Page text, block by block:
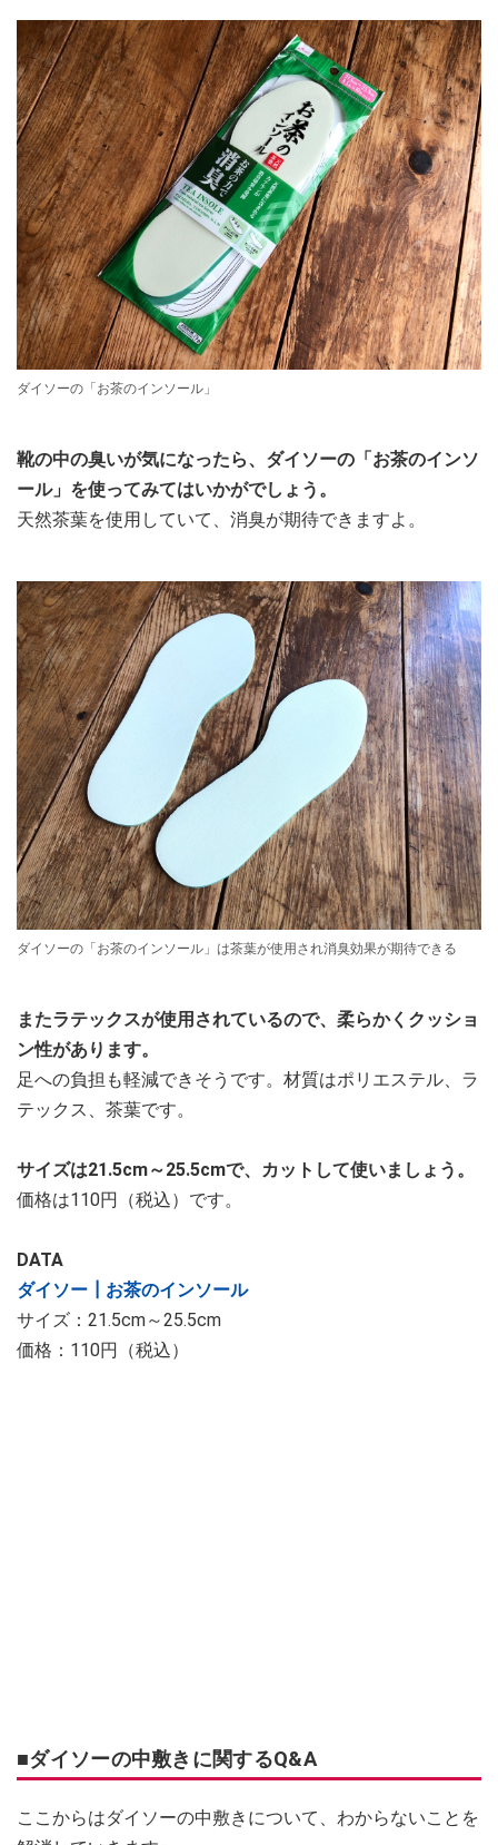
ダイソーの「お茶のインソール」
靴の中の臭いが気になったら、ダイソーの「お茶のインソ
ール」を使ってみてはいかがでしょう。
天然茶葉を使用していて、消臭が期待できますよ。
ダイソーの「お茶のインソール」は茶葉が使用され消臭効果が期待できる
またラテックスが使用されているので、柔らかくクッショ
ン性があります。
足への負担も軽減できそうです。材質はポリエステル、ラ
テックス、茶葉です。
サイズは21.5cm～25.5cmで、カットして使いましょう。
価格は110円（税込）です。
DATA
ダイソー┃お茶のインソール
サイズ：21.5cm～25.5cm
価格：110円（税込）
■ダイソーの中敷きに関するQ&A
ここからはダイソーの中敷きについて、わからないことを